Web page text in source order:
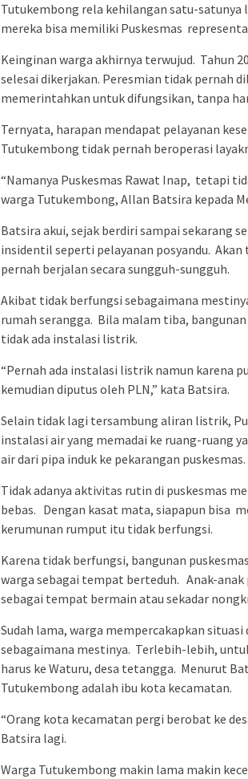
Tutukembong rela kehilangan satu-satunya
mereka bisa memiliki Puskesmas
Keinginan warga akhirnya terwujud. Tahun
selesai dikerjakan. Peresmian tidak pernah
memerintahkan untuk difungsikan, tanpa
Ternyata, harapan mendapat pelayanan
Tutukembong tidak pernah beroperasi
“Namanya Puskesmas Rawat Inap, tetapi
warga Tutukembong, Allan Batsira kepada
Batsira akui, sejak berdiri sampai sekarang
insidentil seperti pelayanan posyandu.
pernah berjalan secara sungguh-sungguh.
Akibat tidak berfungsi sebagaimana
rumah serangga. Bila malam tiba,
tidak ada instalasi listrik.
“Pernah ada instalasi listrik namun karena
kemudian diputus oleh PLN,” kata Batsira.
Selain tidak lagi tersambung aliran listrik,
instalasi air yang memadai ke ruang-ruang
air dari pipa induk ke pekarangan puskesmas.
Tidak adanya aktivitas rutin di puskesmas
bebas. Dengan kasat mata, siapapun bisa
kerumunan rumput itu tidak berfungsi.
Karena tidak berfungsi, bangunan
warga sebagai tempat berteduh. Anak-anak
sebagai tempat bermain atau sekadar
Sudah lama, warga mempercakapkan
sebagaimana mestinya. Terlebih-lebih,
harus ke Waturu, desa tetangga. Menurut
Tutukembong adalah ibu kota kecamatan.
“Orang kota kecamatan pergi berobat ke
Batsira lagi.
Warga Tutukembong makin lama makin